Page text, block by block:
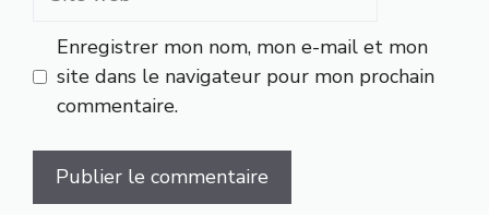
Enregistrer mon nom, mon e-mail et mon
site dans le navigateur pour mon prochain
commentaire.